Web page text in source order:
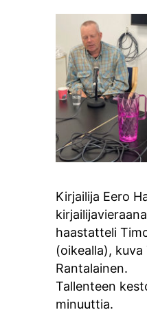
Kirjailija Eero
haastatteli
(oikealla), kuva
Rantalainen.
Tallenteen
minuuttia.